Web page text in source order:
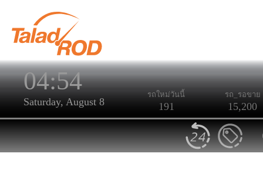
04:54
Saturday, August 8
รถใหม่วันนี้
191
รถ_รอขาย
15,200